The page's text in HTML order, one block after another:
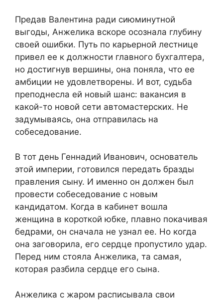
Предав Валентина ради сиюминутной
выгоды, Анжелика вскоре осознала глубину
своей ошибки. Путь по карьерной лестнице
привел ее к должности главного бухгалтера,
но достигнув вершины, она поняла, что ее
амбиции не удовлетворены. И вот, судьба
преподнесла ей новый шанс: вакансия в
какой-то новой сети автомастерских. Не
задумываясь, она отправилась на
собеседование.
В тот день Геннадий Иванович, основатель
этой империи, готовился передать бразды
правления сыну. И именно он должен был
провести собеседование с новым
кандидатом. Когда в кабинет вошла
женщина в короткой юбке, плавно покачивая
бедрами, он сначала не узнал ее. Но когда
она заговорила, его сердце пропустило удар.
Перед ним стояла Анжелика, та самая,
которая разбила сердце его сына.
Анжелика с жаром расписывала свои